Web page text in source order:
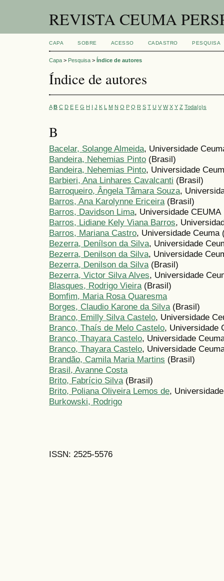
REVISTA CEUMA
CAPA SOBRE ACESSO CADASTRO PESQUISA
Capa > Pesquisa > Índice de autores
Índice de autores
A B C D E F G H I J K L M N O P Q R S T U V W X Y Z Toda(o)s
B
Bacelar, Solange Almeida, Universidade
Bandeira, Nehemias Pinto (Brasil)
Bandeira, Nehemias Pinto, Universidade
Barbieri, Ana Linhares Cavalcanti (Brasil)
Barroqueiro, Ângela Tâmara Souza,
Barros, Ana Karolynne Ericeira(Brasil)
Barros, Davidson Lima, Universidade CEUMA
Barros, Lidiane Kely Viana Barros,
Barros, Mariana Castro, Universidade Ceuma
Bezerra, Denílson da Silva, Universidade
Bezerra, Denilson da Silva, Universidade
Bezerra, Denilson da Silva(Brasil)
Bezerra, Victor Silva Alves, Universidade
Blasques, Rodrigo Vieira(Brasil)
Bomfim, Maria Rosa Quaresma
Borges, Claudio Karone da Silva(Brasil)
Branco, Emilly Silva Castelo, Universidade
Branco, Thaís de Melo Castelo, Universidade
Branco, Thayara Castelo, Universidade
Branco, Thayara Castelo, Universidade
Brandão, Camila Maria Martins (Brasil)
Brasil, Avanne Costa
Brito, Fabrício Silva(Brasil)
Brito, Poliana Oliveira Lemos de,
Burkowski, Rodrigo
ISSN: 2525-5576